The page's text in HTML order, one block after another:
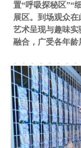
置“呼吸探秘区”“
展区。到场观众在
艺术呈现与趣味
融合，广受各年龄